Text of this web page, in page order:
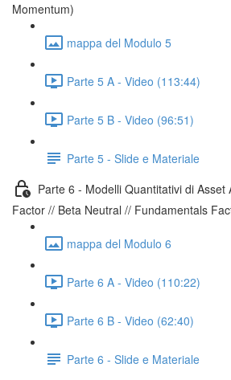
Momentum)
mappa del Modulo 5
Parte 5 A - Video (113:44)
Parte 5 B - Video (96:51)
Parte 5 - Slide e Materiale
Parte 6 - Modelli Quantitativi di Asset
Factor // Beta Neutral // Fundamentals
mappa del Modulo 6
Parte 6 A - Video (110:22)
Parte 6 B - Video (62:40)
Parte 6 - Slide e Materiale